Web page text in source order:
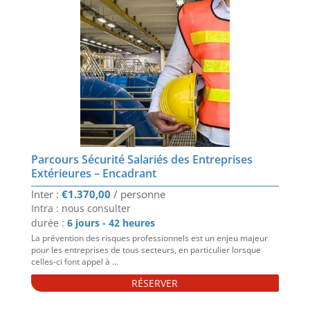
Parcours Sécurité Salariés des Entreprises
Extérieures – Encadrant
€1.370,00
Intra : nous consulter
durée : 6 jours - 42 heures
La prévention des risques professionnels est un enjeu majeur
pour les entreprises de tous secteurs, en particulier lorsque
celles-ci font appel à ...
RÉSERVER